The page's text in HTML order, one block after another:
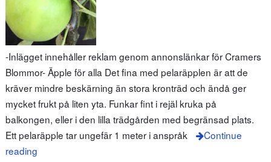
-Inlägget innehåller reklam genom annonslänkar för Cramers
Blommor- Äpple för alla Det fina med pelaräpplen är att de
kräver mindre beskärning än stora kronträd och ändå ger
mycket frukt på liten yta. Funkar fint i rejäl kruka på
balkongen, eller i den lilla trädgården med begränsad plats.
Ett pelaräpple tar ungefär 1 meter i anspråk
Continue
reading